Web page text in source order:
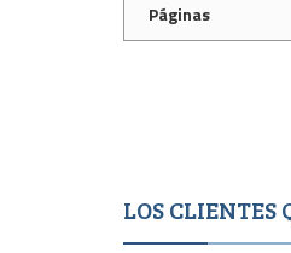
Páginas
LOS